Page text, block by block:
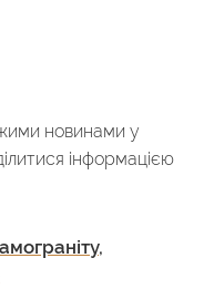
новинами у
інформацією